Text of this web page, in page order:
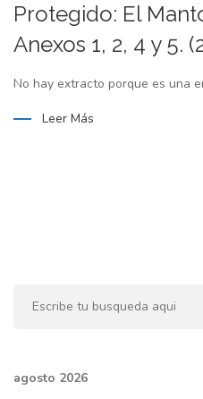
Protegido: El
Anexos 1, 2, 4 y 5.
No hay extracto porque es una
Leer Más
agosto 2026